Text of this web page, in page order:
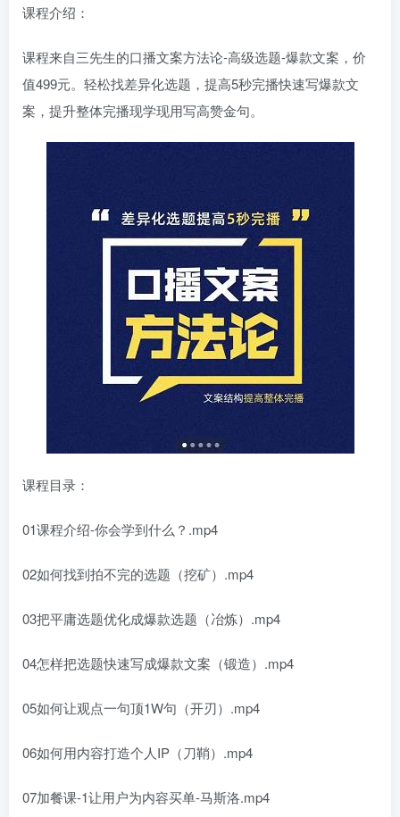
课程介绍：
课程来自三先生的口播文案方法论-高级选题-爆款文案，价
值499元。轻松找差异化选题，提高5秒完播快速写爆款文
案，提升整体完播现学现用写高赞金句。
课程目录：
01课程介绍-你会学到什么？.mp4
02如何找到拍不完的选题（挖矿）.mp4
03把平庸选题优化成爆款选题（冶炼）.mp4
04怎样把选题快速写成爆款文案（锻造）.mp4
05如何让观点一句顶1W句（开刃）.mp4
06如何用内容打造个人IP（刀鞘）.mp4
07加餐课-1让用户为内容买单-马斯洛.mp4